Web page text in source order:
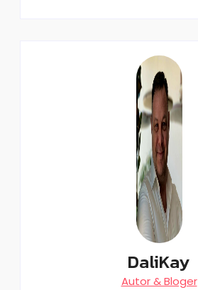
DaliKay
Autor & Bloger